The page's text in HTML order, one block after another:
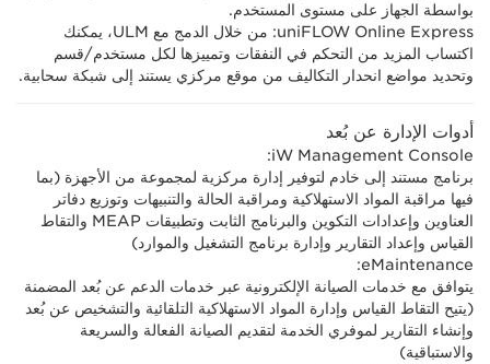
بواسطة الجهاز على مستوى المستخدم.
uniFLOW Online Express: من خلال الدمج مع ULM، يمكنك
اكتساب المزيد من التحكم في النفقات وتمييزها لكل مستخدم/قسم
وتحديد مواضع انحدار التكاليف من موقع مركزي يستند إلى شبكة سحابية.
أدوات الإدارة عن بُعد
iW Management Console:
برنامج مستند إلى خادم لتوفير إدارة مركزية لمجموعة من الأجهزة (بما
فيها مراقبة المواد الاستهلاكية ومراقبة الحالة والتنبيهات وتوزيع دفاتر
العناوين وإعدادات التكوين والبرنامج الثابت وتطبيقات MEAP والتقاط
القياس وإعداد التقارير وإدارة برنامج التشغيل والموارد)
eMaintenance:
يتوافق مع خدمات الصيانة الإلكترونية عبر خدمات الدعم عن بُعد المضمنة
(يتيح التقاط القياس وإدارة المواد الاستهلاكية التلقائية والتشخيص عن بُعد
وإنشاء التقارير لموفري الخدمة لتقديم الصيانة الفعالة والسريعة
والاستباقية)